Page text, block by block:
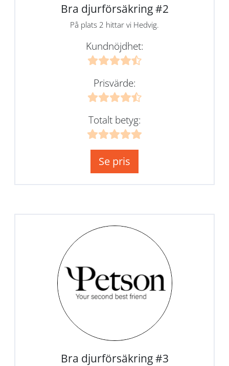
Bra djurförsäkring #2
På plats 2 hittar vi Hedvig.
Kundnöjdhet:
Prisvärde:
Totalt betyg:
Se pris
Bra djurförsäkring #3